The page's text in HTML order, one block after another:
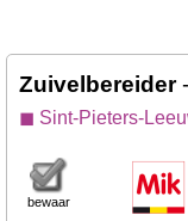
Zuivelbereider
◼ Sint-Pieters-
bewaar